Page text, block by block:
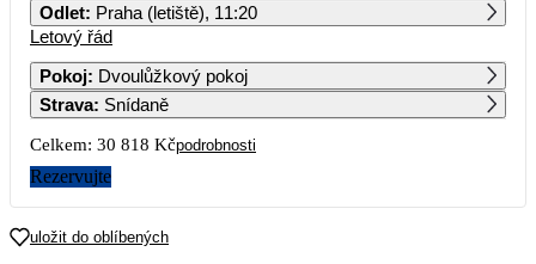
8
22
Odlet: Praha (letiště), 11:20
Letový řád
Pokoj: Dvoulůžkový pokoj
Strava: Snídaně
Celkem: 30 818 Kčpodrobnosti
Rezervujte
uložit do oblíbených